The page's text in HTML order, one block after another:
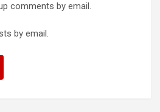
comments by email.
by email.